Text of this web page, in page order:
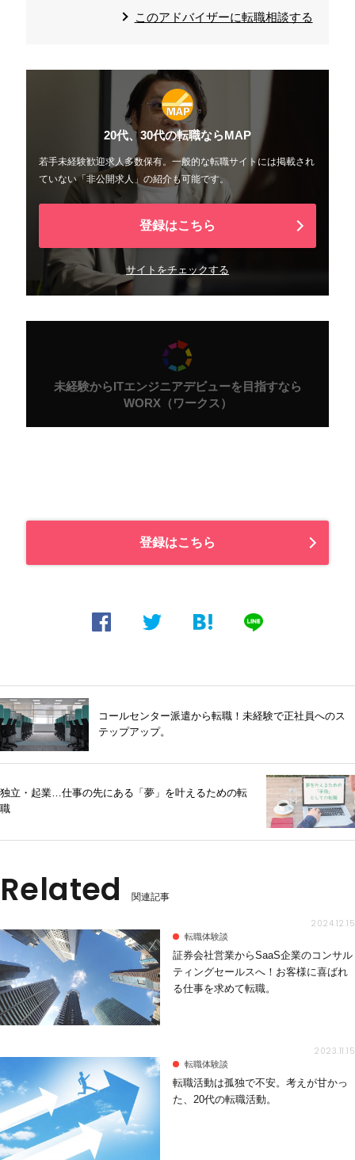
このアドバイザーに転職相談する
20代、30代の転職ならMAP
若手未経験歓迎求人多数保有。一般的な転職サイトには掲載され
ていない「非公開求人」の紹介も可能です。
登録はこちら
サイトをチェックする
未経験からITエンジニアデビューを目指すなら
WORX（ワークス）
登録はこちら
コールセンター派遣から転職！未経験で正社員へのス
テップアップ。
独立・起業…仕事の先にある「夢」を叶えるための転
職
Related 関連記事
転職体験談
2024.12.15
証券会社営業からSaaS企業のコンサル
ティングセールスへ！お客様に喜ばれ
る仕事を求めて転職。
転職体験談
2023.11.15
転職活動は孤独で不安。考えが甘かっ
た、20代の転職活動。